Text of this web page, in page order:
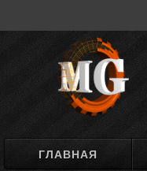
ГЛАВНАЯ